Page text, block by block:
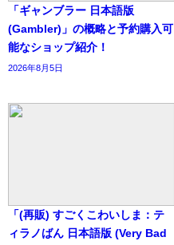
「ギャンブラー 日本語版
(Gambler)」の概略と予約購入可
能なショップ紹介！
2026年8月5日
「(再販) すごくこわいしま：テ
ィラノばん 日本語版 (Very Bad